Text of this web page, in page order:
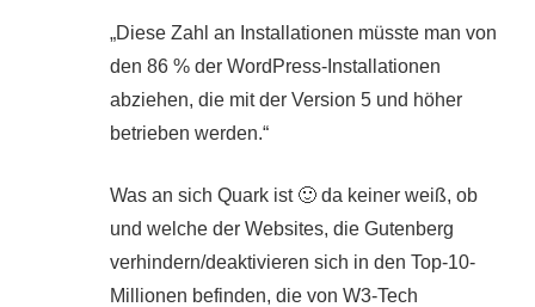
Diese Zahl an Installationen müsste man von
den 86 % der WordPress-Installationen
abziehen, die mit der Version 5 und höher
betrieben werden.
Was an sich Quark ist 🙂 da keiner weiß, ob
und welche der Websites, die Gutenberg
verhindern/deaktivieren sich in den Top-10-
Millionen befinden, die von W3-Tech